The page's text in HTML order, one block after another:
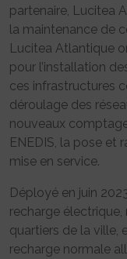
partenaire, Lucitea
la maintenance de
Lucitea Atlantique
pour l’installation
ces infrastructures
déroulage des
nouveaux
ENEDIS, la pose et
mise en service.
Déployé en juin
recharge
quartiers de la ville,
recharge normale